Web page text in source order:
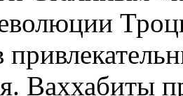
Ваххабиты